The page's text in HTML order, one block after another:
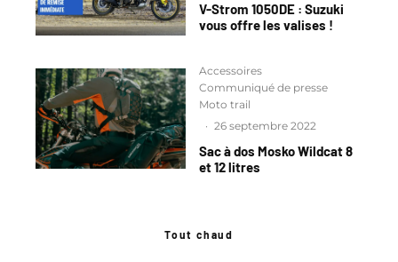
V-Strom 1050DE : Suzuki
vous offre les valises !
Accessoires
Communiqué de presse
Moto trail
· 26 septembre 2022
Sac à dos Mosko Wildcat 8
et 12 litres
Tout chaud